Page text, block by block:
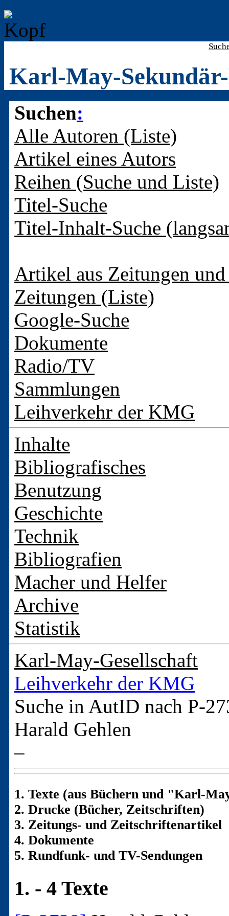
Karl-May-
Suchen:
Alle Autoren (Liste)
Artikel eines Autors
Reihen (Suche und Liste)
Titel-Suche
Titel-Inhalt-Suche
Artikel aus Zeitungen
Zeitungen (Liste)
Google-Suche
Dokumente
Radio/TV
Sammlungen
Leihverkehr der KMG
Inhalte
Bibliografisches
Benutzung
Geschichte
Technik
Bibliografien
Macher und Helfer
Archive
Statistik
Karl-May-Gesellschaft
Leihverkehr der KMG
Suche in AutID nach P-
Harald Gehlen
–
1. Texte (aus Büchern und "Karl-
2. Drucke (Bücher, Zeitschriften)
3. Zeitungs- und Zeitschriftenartikel
4. Dokumente
5. Rundfunk- und TV-Sendungen
1. - 4 Texte